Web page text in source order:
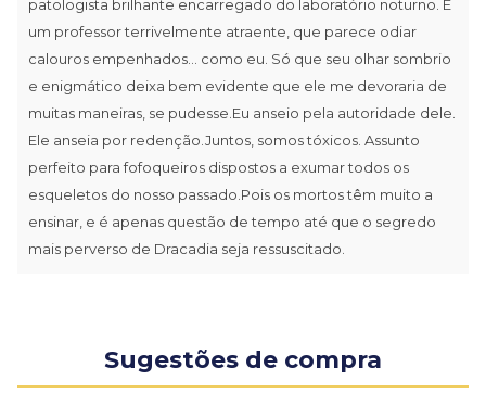
patologista brilhante encarregado do laboratório noturno. É
um professor terrivelmente atraente, que parece odiar
calouros empenhados... como eu. Só que seu olhar sombrio
e enigmático deixa bem evidente que ele me devoraria de
muitas maneiras, se pudesse.Eu anseio pela autoridade dele.
Ele anseia por redenção.Juntos, somos tóxicos. Assunto
perfeito para fofoqueiros dispostos a exumar todos os
esqueletos do nosso passado.Pois os mortos têm muito a
ensinar, e é apenas questão de tempo até que o segredo
mais perverso de Dracadia seja ressuscitado.
Sugestões de compra